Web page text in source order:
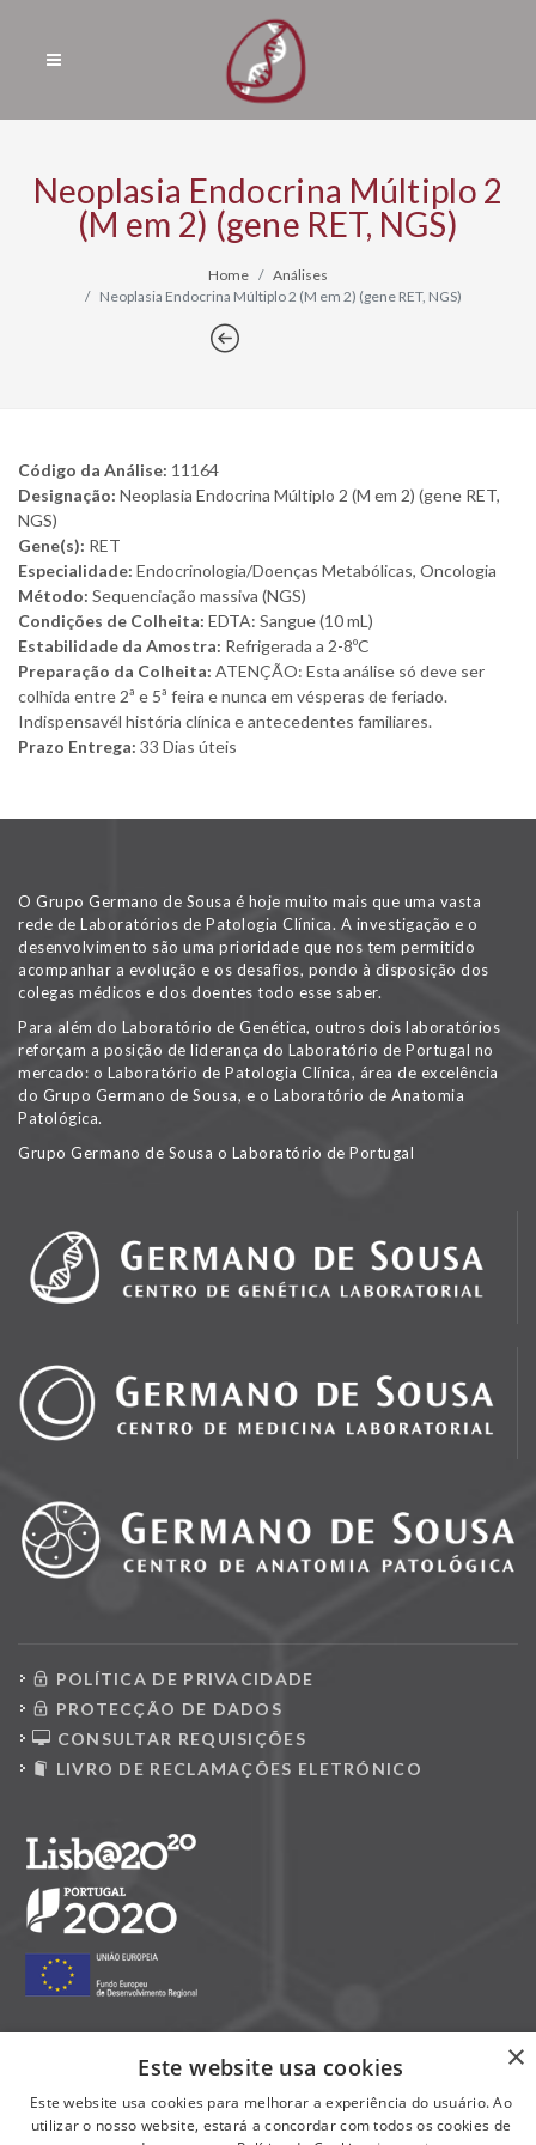
Neoplasia Endocrina Múltiplo 2
(M em 2) (gene RET, NGS)
Home
Análises
Neoplasia Endocrina Múltiplo 2 (M em 2) (gene RET, NGS)
Código da Análise: 11164
Designação: Neoplasia Endocrina Múltiplo 2 (M em 2) (gene RET,
NGS)
Gene(s): RET
Especialidade: Endocrinologia/Doenças Metabólicas, Oncologia
Método: Sequenciação massiva (NGS)
Condições de Colheita: EDTA: Sangue (10 mL)
Estabilidade da Amostra: Refrigerada a 2-8ºC
Preparação da Colheita: ATENÇÃO: Esta análise só deve ser
colhida entre 2ª e 5ª feira e nunca em vésperas de feriado.
Indispensavél história clínica e antecedentes familiares.
Prazo Entrega: 33 Dias úteis
O Grupo Germano de Sousa é hoje muito mais que uma vasta
rede de Laboratórios de Patologia Clínica. A investigação e o
desenvolvimento são uma prioridade que nos tem permitido
acompanhar a evolução e os desafios, pondo à disposição dos
colegas médicos e dos doentes todo esse saber.
Para além do Laboratório de Genética, outros dois laboratórios
reforçam a posição de liderança do Laboratório de Portugal no
mercado: o Laboratório de Patologia Clínica, área de excelência
do Grupo Germano de Sousa, e o Laboratório de Anatomia
Patológica.
Grupo Germano de Sousa o Laboratório de Portugal
POLÍTICA DE PRIVACIDADE
PROTECÇÃO DE DADOS
CONSULTAR REQUISIÇÕES
LIVRO DE RECLAMAÇÕES ELETRÓNICO
×
Este website usa cookies
Este website usa cookies para melhorar a experiência do usuário. Ao
utilizar o nosso website, estará a concordar com todos os cookies de